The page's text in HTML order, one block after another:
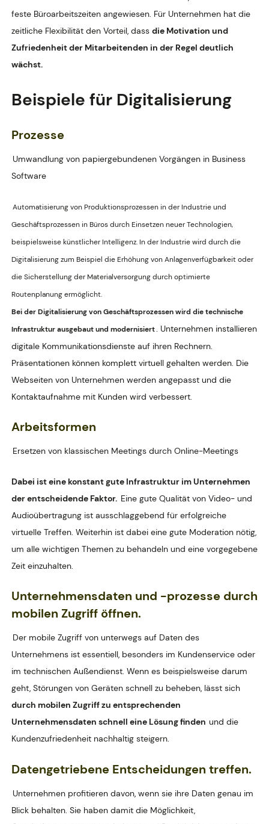
feste Büroarbeitszeiten angewiesen. Für Unternehmen hat die
zeitliche Flexibilität den Vorteil, dass die Motivation und
Zufriedenheit der Mitarbeitenden in der Regel deutlich
wächst.
Beispiele für Digitalisierung
Prozesse
Umwandlung von papiergebundenen Vorgängen in Business
Software
Automatisierung von Produktionsprozessen in der Industrie und
Geschäftsprozessen in Büros durch Einsetzen neuer Technologien,
beispielsweise künstlicher Intelligenz. In der Industrie wird durch die
Digitalisierung zum Beispiel die Erhöhung von Anlagenverfügbarkeit oder
die Sicherstellung der Materialversorgung durch optimierte
Routenplanung ermöglicht.
Bei der Digitalisierung von Geschäftsprozessen wird die technische
Infrastruktur ausgebaut und modernisiert. Unternehmen installieren
digitale Kommunikationsdienste auf ihren Rechnern.
Präsentationen können komplett virtuell gehalten werden. Die
Webseiten von Unternehmen werden angepasst und die
Kontaktaufnahme mit Kunden wird verbessert.
Arbeitsformen
Ersetzen von klassischen Meetings durch Online-Meetings
Dabei ist eine konstant gute Infrastruktur im Unternehmen
der entscheidende Faktor. Eine gute Qualität von Video- und
Audioübertragung ist ausschlaggebend für erfolgreiche
virtuelle Treffen. Weiterhin ist dabei eine gute Moderation nötig,
um alle wichtigen Themen zu behandeln und eine vorgegebene
Zeit einzuhalten.
Unternehmensdaten und -prozesse durch
mobilen Zugriff öffnen.
Der mobile Zugriff von unterwegs auf Daten des
Unternehmens ist essentiell, besonders im Kundenservice oder
im technischen Außendienst. Wenn es beispielsweise darum
geht, Störungen von Geräten schnell zu beheben, lässt sich
durch mobilen Zugriff zu entsprechenden
Unternehmensdaten schnell eine Lösung finden und die
Kundenzufriedenheit nachhaltig steigern.
Datengetriebene Entscheidungen treffen.
Unternehmen profitieren davon, wenn sie ihre Daten genau im
Blick behalten. Sie haben damit die Möglichkeit,